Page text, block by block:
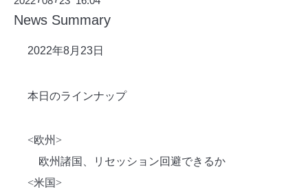
News Summary
2022年8月23日
本日のラインナップ
<欧州>
欧州諸国、リセッション回避できるか
<米国>